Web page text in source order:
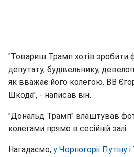
"Товариш Трамп хотів зробити
депутату, будівельнику,
як вважає його колегою. ВВ
Шкода", - написав він.
"Дональд Трамп" влаштував
колегами прямо в сесійній залі.
Нагадаємо, у Чорногорії Путіну